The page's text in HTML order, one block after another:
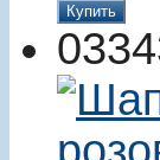
Купить